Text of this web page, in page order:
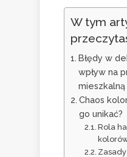
W tym
Błędy w
wpływ na
mieszkalną
Chaos
go unikać?
Rola